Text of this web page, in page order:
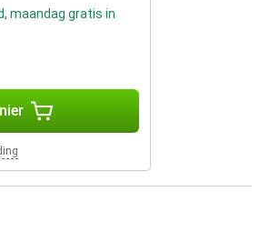
maandag gratis in